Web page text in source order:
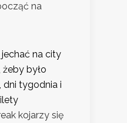
na
na city
żeby było
tygodnia i
kojarzy się